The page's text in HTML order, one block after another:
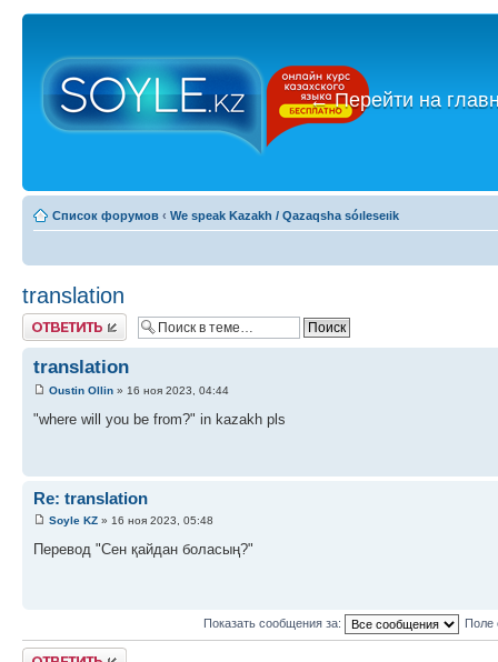
←Перейти на
Список форумов ‹ We speak Kazakh / Qazaqsha sóıleseıik
translation
Ответить
translation
Oustin Ollin » 16 ноя 2023, 04:44
"where will you be from?" in kazakh pls
Re: translation
Soyle KZ » 16 ноя 2023, 05:48
Перевод "Сен қайдан боласың?"
Показать сообщения за: Поле
Ответить